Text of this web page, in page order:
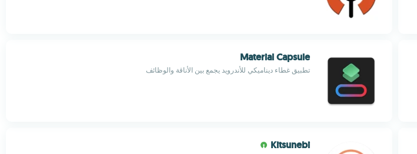
Material Capsule
تطبيق غطاء ديناميكي للأندرويد يجمع بين الأناقة والوظائف
Kitsunebi